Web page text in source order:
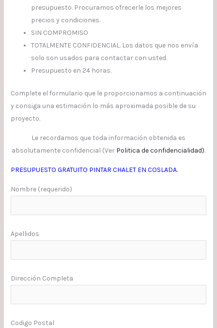
presupuesto. Procuramos ofrecerle los mejores
precios y condiciones.
SIN COMPROMISO
TOTALMENTE CONFIDENCIAL. Los datos que nos envía
solo son usados para contactar con usted.
Presupuesto en 24 horas.
Complete el formulario que le proporcionamos a continuación
y consiga una estimación lo más aproximada posible de su
proyecto.
Le recordamos que toda información obtenida es
absolutamente confidencial (Ver Politica de confidencialidad).
PRESUPUESTO GRATUITO PINTAR CHALET EN COSLADA.
Nombre (requerido)
Apellidos
Dirección Completa
Codigo Postal